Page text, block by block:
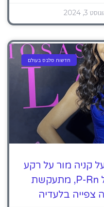
3, 2024
חדשות סלבס בעולם
קניה מור על רקע
שערוריית הנקמה של P-Rn, מתעקשת